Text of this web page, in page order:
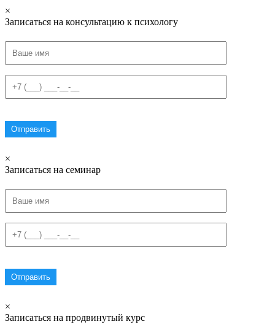
×
Записаться на консультацию к психологу
×
Записаться на семинар
×
Записаться на продвинутый курс